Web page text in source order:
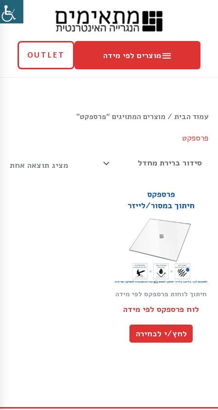
OUTLET
מוצרים
לפי
מידה
מוצרים לפי מידה
עמוד הבית / מוצרים המתויגים “פרספקט”
פרספקט
מציג תוצאה אחת
חיתוך לוחות פרספקס לפי מידה
לוח פרספקס לפי מידה
לחץ/י לבחירה